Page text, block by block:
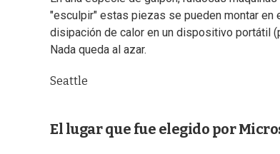
"esculpir" estas piezas se pueden montar
disipación de calor en un dispositivo portátil
Nada queda al azar.
Seattle
El lugar que fue elegido por